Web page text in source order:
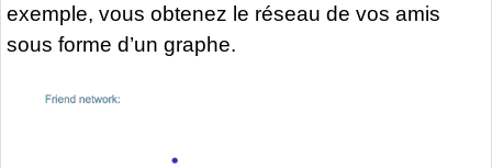
exemple, vous obtenez le réseau de vos amis
sous forme d’un graphe.